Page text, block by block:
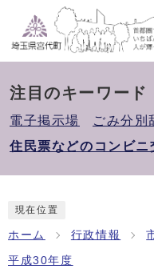
注目のキーワード
電子掲示場
ごみ分別
住民票などのコンビニ
現在位置
ホーム 行政情報
平成30年度